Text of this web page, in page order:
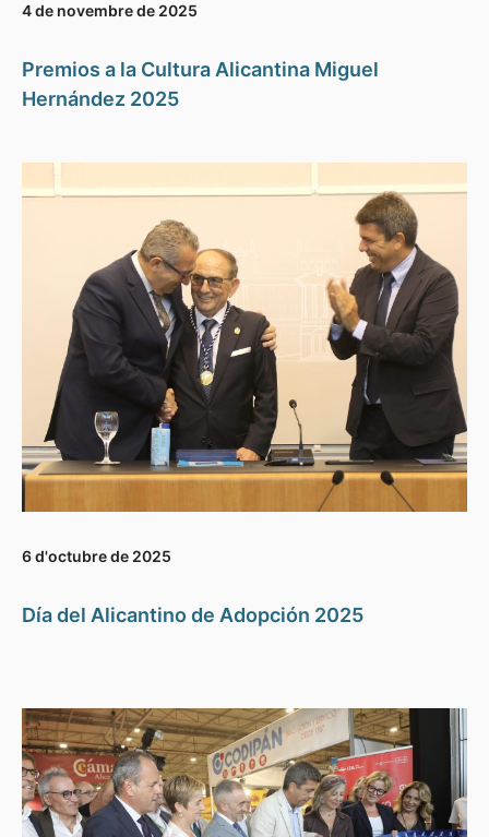
4 de novembre de 2025
Premios a la Cultura Alicantina Miguel
Hernández 2025
6 d'octubre de 2025
Día del Alicantino de Adopción 2025